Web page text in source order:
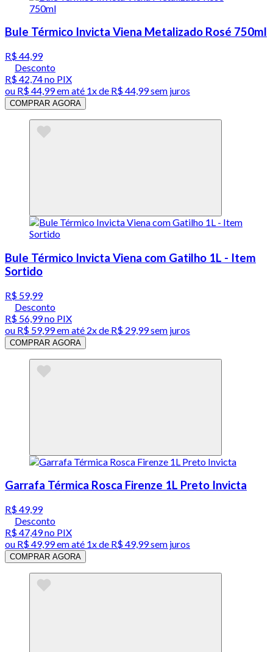
Bule Térmico Invicta Viena Metalizado Rosé 750ml
R$ 44,99
Desconto
R$ 42,74no PIX
ou R$ 44,99em até 1x de R$ 44,99sem juros
COMPRAR AGORA
Bule Térmico Invicta Viena com Gatilho 1L - Item
Sortido
R$ 59,99
Desconto
R$ 56,99no PIX
ou R$ 59,99em até 2x de R$ 29,99 sem juros
COMPRAR AGORA
Garrafa Térmica Rosca Firenze 1L Preto Invicta
R$ 49,99
Desconto
R$ 47,49no PIX
ou R$ 49,99em até 1x de R$ 49,99sem juros
COMPRAR AGORA